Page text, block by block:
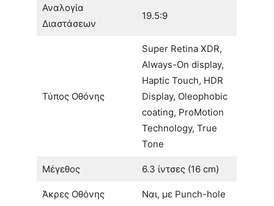
Αναλογία
Διαστάσεων
19.5:9
Τύπος Οθόνης
Super Retina XDR,
Always-On display,
Haptic Touch, HDR
Display, Oleophobic
coating, ProMotion
Technology, True
Tone
Μέγεθος 6.3 ίντσες (16 cm)
Άκρες Οθόνης Ναι, με Punch-hole